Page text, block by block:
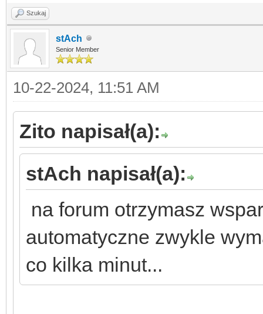
Szukaj
stAch
Senior Member
10-22-2024, 11:51 AM
Zito napisał(a):
stAch napisał(a):
na forum otrzymasz
automatyczne zwykle
co kilka minut...